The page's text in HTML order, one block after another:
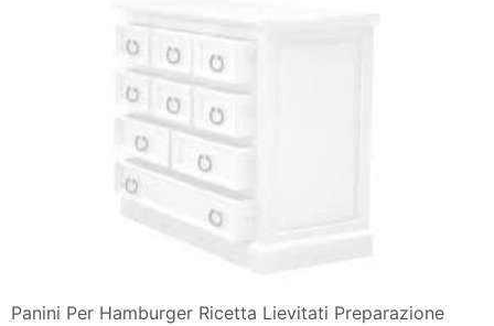
Panini Per Hamburger Ricetta Lievitati Preparazione